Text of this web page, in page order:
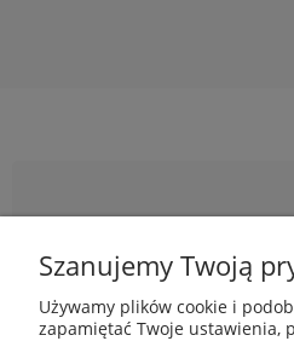
Newsletter
informacje o nowościach i
Szanujemy Twoją
Używamy plików cookie i
zapamiętać Twoje ustawienia,